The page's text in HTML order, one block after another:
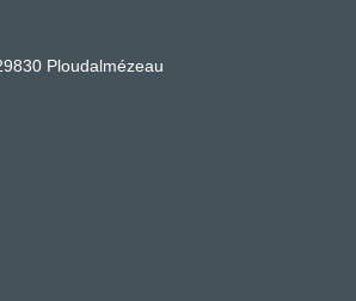
Ploudalmézeau